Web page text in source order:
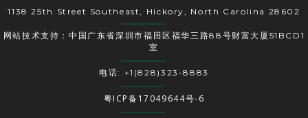
1138 25th Street Southeast, Hickory, North Carolina 28602
网站技术支持：中国广东省深圳市福田区福华三路88号财富大厦51BCD1
室
电话: +1(828)323-8883
粤ICP备17049644号-6